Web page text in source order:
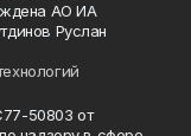
АО ИА
Руслан
50803 от